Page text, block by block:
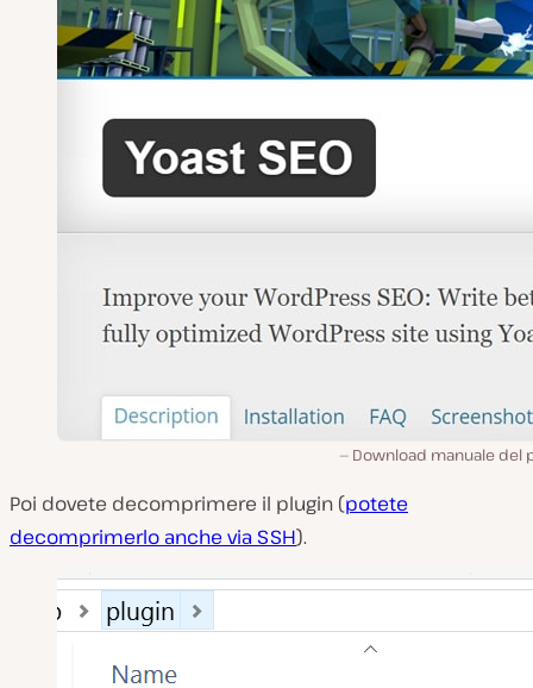
Download manuale del
Poi dovete decomprimere il plugin (potete
decomprimerlo anche via SSH).